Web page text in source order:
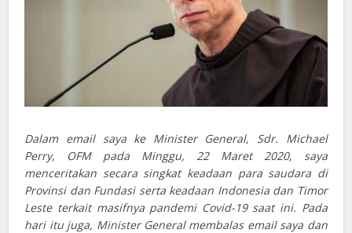
Dalam email saya ke Minister General, Sdr. Michael
Perry, OFM pada Minggu, 22 Maret 2020, saya
menceritakan secara singkat keadaan para saudara di
Provinsi dan Fundasi serta keadaan Indonesia dan Timor
Leste terkait masifnya pandemi Covid-19 saat ini. Pada
hari itu juga, Minister General membalas email saya dan